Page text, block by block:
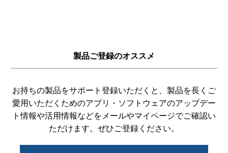
製品ご登録のオススメ
お持ちの製品をサポート登録いただくと、製品を長くご
愛用いただくためのアプリ・ソフトウェアのアップデー
ト情報や活用情報などをメールやマイページでご確認い
ただけます。ぜひご登録ください。